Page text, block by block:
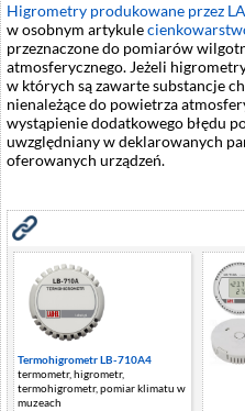
Higrometry produkowane przez
w osobnym artykule
przeznaczone do pomiarów
atmosferycznego. Jeżeli
w których są zawarte substancje
nienależące do powietrza
wystąpienie dodatkowego błędu
uwzględniany w deklarowanych
oferowanych urządzeń.
Termohigrometr LB-710A4
termometr, higrometr,
termohigrometr, pomiar klimatu w
muzeach